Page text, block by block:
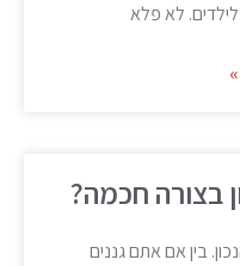
לילדים. לא פלא
בצורה חכמה?
בין אם אתם גננים